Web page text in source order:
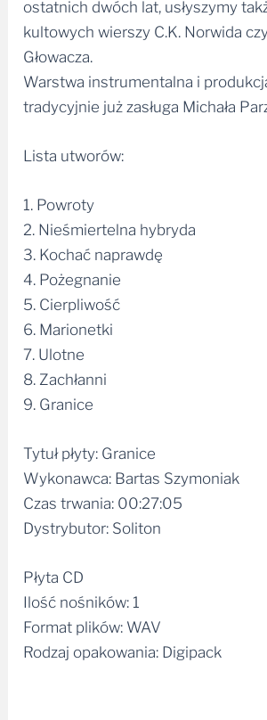
ostatnich dwóch lat, usłyszymy
kultowych wierszy C.K. Norwida
Głowacza.
Warstwa instrumentalna i
tradycyjnie już zasługa Michała
Lista utworów:
1. Powroty
2. Nieśmiertelna hybryda
3. Kochać naprawdę
4. Pożegnanie
5. Cierpliwość
6. Marionetki
7. Ulotne
8. Zachłanni
9. Granice
Tytuł płyty: Granice
Wykonawca: Bartas Szymoniak
Czas trwania: 00:27:05
Dystrybutor: Soliton
Płyta CD
Ilość nośników: 1
Format plików: WAV
Rodzaj opakowania: Digipack